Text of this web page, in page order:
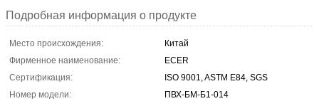
Подробная информация о продукте
Место происхождения:
Китай
Фирменное наименование:
ECER
Сертификация:
ISO 9001, ASTM E84, SGS
Номер модели:
ПВХ-БМ-Б1-014